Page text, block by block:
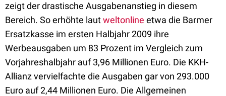
zeigt der drastische Ausgabenanstieg in diesem
Bereich. So erhöhte lautweltonline etwa die Barmer
Ersatzkasse im ersten Halbjahr 2009 ihre
Werbeausgaben um 83 Prozent im Vergleich zum
Vorjahreshalbjahr auf 3,96 Millionen Euro. Die KKH-
Allianz vervielfachte die Ausgaben gar von 293.000
Euro auf 2,44 Millionen Euro. Die Allgemeinen